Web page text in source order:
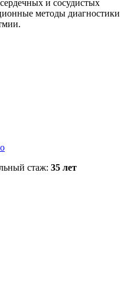
и сосудистых
методы диагностики
стаж: 35 лет